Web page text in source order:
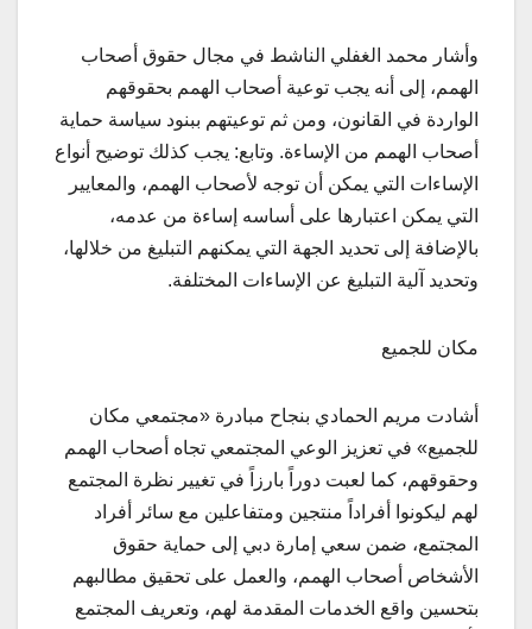
وأشار محمد الغفلي الناشط في مجال حقوق أصحاب
الهمم، إلى أنه يجب توعية أصحاب الهمم بحقوقهم
الواردة في القانون، ومن ثم توعيتهم ببنود سياسة حماية
أصحاب الهمم من الإساءة. وتابع: يجب كذلك توضيح أنواع
الإساءات التي يمكن أن توجه لأصحاب الهمم، والمعايير
التي يمكن اعتبارها على أساسه إساءة من عدمه،
بالإضافة إلى تحديد الجهة التي يمكنهم التبليغ من خلالها،
وتحديد آلية التبليغ عن الإساءات المختلفة.
مكان للجميع
أشادت مريم الحمادي بنجاح مبادرة «مجتمعي مكان
للجميع» في تعزيز الوعي المجتمعي تجاه أصحاب الهمم
وحقوقهم، كما لعبت دوراً بارزاً في تغيير نظرة المجتمع
لهم ليكونوا أفراداً منتجين ومتفاعلين مع سائر أفراد
المجتمع، ضمن سعي إمارة دبي إلى حماية حقوق
الأشخاص أصحاب الهمم، والعمل على تحقيق مطالبهم
بتحسين واقع الخدمات المقدمة لهم، وتعريف المجتمع